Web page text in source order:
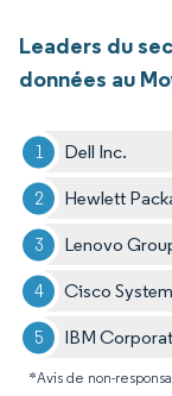
Leaders du
données au
Dell Inc.
Hewlett
Lenovo
Cisco
IBM
*Avis de non-